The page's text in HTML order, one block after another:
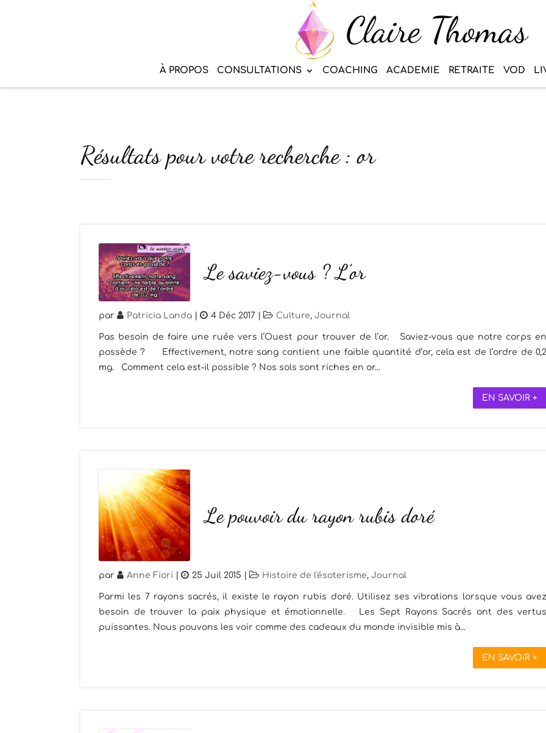
À PROPOS CONSULTATIONS COACHING ACADEMIE RETRAITE VOD
Résultats pour votre recherche : or
Le saviez-vous ? L’or
par Patricia Landa 4 Déc 2017 Culture, Journal
Pas besoin de faire une ruée vers l’Ouest pour trouver de l’or. Saviez-vous que notre corps
possède ? Effectivement, notre sang contient une faible quantité d’or, cela est de l’ordre de
mg. Comment cela est-il possible ? Nos sols sont riches en or...
EN SAVOIR +
Le pouvoir du rayon rubis doré
par Anne Fiori 25 Juil 2015 Histoire de l'ésoterisme, Journal
Parmi les 7 rayons sacrés, il existe le rayon rubis doré. Utilisez ses vibrations lorsque vous
besoin de trouver la paix physique et émotionnelle. Les Sept Rayons Sacrés ont des
puissantes. Nous pouvons les voir comme des cadeaux du monde invisible mis à...
EN SAVOIR +